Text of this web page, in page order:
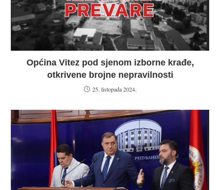
Općina Vitez pod sjenom izborne krađe,
otkrivene brojne nepravilnosti
25. listopada 2024.